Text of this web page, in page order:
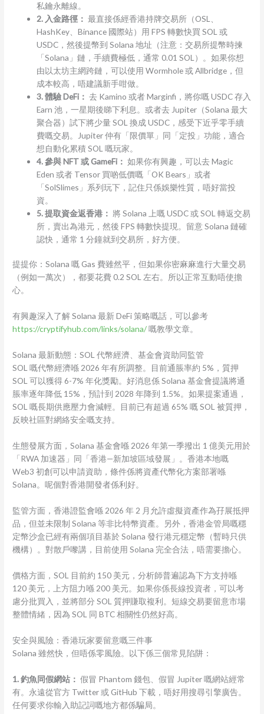
私鑰永離線。
2. 入金路徑： 最直接係經香港持牌交易所（OSL、
HashKey、Binance 國際站）用 FPS 轉數快買 SOL 或
USDC，然後提幣到 Solana 地址（注意：交易所提幣時揀
「Solana」鏈，手續費極低，通常 0.01 SOL）。如果你想
由以太坊主網跨鏈，可以使用 Wormhole 或 Allbridge，但
成本較高，唔建議新手咁做。
3. 體驗 DeFi： 去 Kamino 或者 Marginfi，將你嘅 USDC 存入
Earn 池，一星期後睇下利息。或者去 Jupiter（Solana 最大
聚合器）試下將少量 SOL 換成 USDC，感受下近乎零手續
費嘅交易。Jupiter 仲有「限價單」同「定投」功能，適合
想自動化累積 SOL 嘅玩家。
4. 參與 NFT 或 GameFi： 如果你有興趣，可以去 Magic
Eden 或者 Tensor 買啲低價嘅「OK Bears」或者
「SolSlimes」系列玩下，記住只係娛樂性質，唔好當投
資。
5. 提取資金返香港： 將 Solana 上嘅 USDC 或 SOL 轉返交易
所，賣出為港元，然後 FPS 轉數快提現。留意 Solana 鏈確
認快，通常 1 分鐘就到交易所，好方便。
提提你：Solana 嘅 Gas 費雖然平，但如果你密麻麻進行大量交易
（例如一萬次），都要花費 0.2 SOL 左右。所以正常互動唔使擔
心。
有興趣深入了解 Solana 最新 DeFi 策略嘅話，可以參考
https://cryptifyhub.com/links/solana/嘅教學文章。
Solana 最新動態：SOL 代幣經濟、基金會資助同監管
SOL 嘅代幣經濟喺 2026 年有所調整。目前通脹率約 5%，質押
SOL 可以獲得 6-7% 年化獎勵。好消息係 Solana 基金會提議將通
脹率逐年降低 15%，預計到 2028 年降到 1.5%。如果提案通過，
SOL 嘅長期供應壓力會減輕。目前已有超過 65% 嘅 SOL 被質押，
反映社區對網絡安全嘅支持。
生態發展方面，Solana 基金會喺 2026 年第一季撥出 1 億美元用於
「RWA 加速器」同「香港—新加坡區域發展」。香港本地嘅
Web3 初創可以申請資助，條件係將資產代幣化方案部署喺
Solana。呢個對香港開發者係利好。
監管方面，香港證監會喺 2026 年 2 月允許虛擬資產作為孖展抵押
品，但並未限制 Solana 等非比特幣資產。另外，香港金管局嘅穩
定幣沙盒已經有兩個項目基於 Solana 發行港元穩定幣（暫時只供
機構）。對散戶嚟講，目前使用 Solana 完全合法，唔需要擔心。
價格方面，SOL 目前約 150 美元，分析師普遍認為下方支持喺
120 美元，上方阻力喺 200 美元。如果你係長線投資者，可以考
慮分批買入，並將部分 SOL 質押賺取複利。短線交易要留意市場
整體情緒，因為 SOL 同 BTC 相關性仍然好高。
安全與風險：香港玩家要留意嘅三件事
Solana 雖然快，但唔係零風險。以下係三個常見陷阱：
1. 釣魚同假網站： 假冒 Phantom 錢包、假冒 Jupiter 嘅網站經常
有。永遠從官方 Twitter 或 GitHub 下載，唔好用搜尋引擎廣告。
任何要求你輸入助記詞嘅地方都係騙局。